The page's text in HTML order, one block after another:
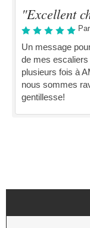
"Excellent
Un message
de mes
plusieurs fois à
nous sommes
gentillesse!